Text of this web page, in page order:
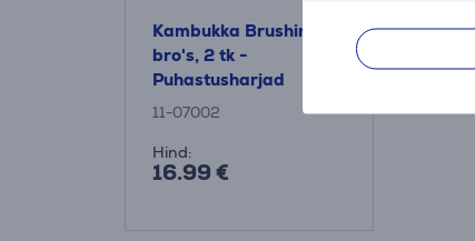
Kambukka Brushing
bro's, 2 tk -
Puhastusharjad
11-07002
Hind:
16.99 €